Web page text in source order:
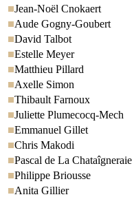
Jean-Noël Cnokaert
Aude Gogny-Goubert
David Talbot
Estelle Meyer
Matthieu Pillard
Axelle Simon
Thibault Farnoux
Juliette Plumecocq-Mech
Emmanuel Gillet
Chris Makodi
Pascal de La Chataîgneraie
Philippe Briousse
Anita Gillier